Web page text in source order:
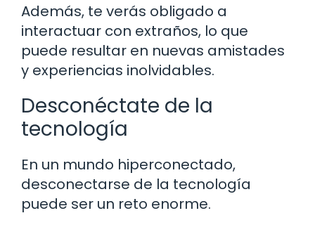
Además, te verás obligado a
interactuar con extraños, lo que
puede resultar en nuevas amistades
y experiencias inolvidables.
Desconéctate de la
tecnología
En un mundo hiperconectado,
desconectarse de la tecnología
puede ser un reto enorme.